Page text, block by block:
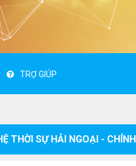
TRỢ GIÚP
THỜI SỰ HẢI NGOẠI -